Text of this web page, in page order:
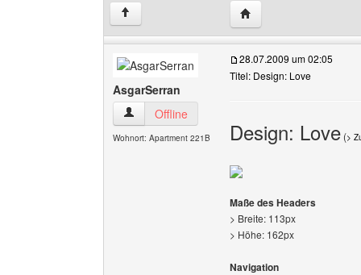
↑ Website dieses
AsgarSerran
AsgarSerran Benutzer-Profile anzeigen
Offline
Wohnort: Apartment 221B
28.07.2009 um 02:05
Titel: Design: Love
Design: Love (>
Maße des Headers
> Breite: 113px
> Höhe: 162px
Navigation